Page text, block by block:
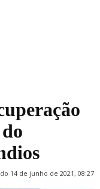
14 de junho de 2021, 08:27